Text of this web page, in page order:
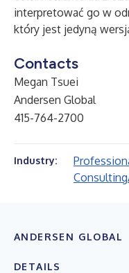
interpretować go w
który jest jedyną
Contacts
Megan Tsuei
Andersen Global
415-764-2700
Industry:
Consulting
ANDERSEN GLOBAL
DETAILS